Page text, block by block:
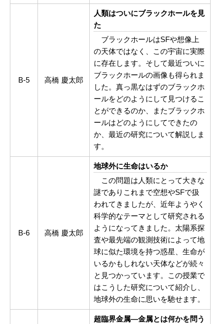
B-5 高橋 慶太郎
人類はついにブラックホールを見
た
ブラックホールはSFや想像上
の天体ではなく、この宇宙に実際
に存在します。そして最近ついに
ブラックホールの画像も得られま
した。真っ黒なはずのブラックホ
ールをどのようにして見つけるこ
とができるのか、またブラックホ
ールはどのようにしてできたの
か、最近の研究について解説しま
す。
B-6 高橋 慶太郎
地球外に生命はいるか
この問題は人類にとって大きな
謎でありこれまで空想やSFで扱
われてきましたが、近年ようやく
科学的なテーマとして研究される
ようになってきました。太陽系探
査や最先端の観測技術によって地
球に似た環境を持つ惑星、生命が
いるかもしれない天体などが続々
と見つかっています。この授業で
はこうした研究について紹介し、
地球外の生命に思いを馳せます。
超臨界金属―金属とは何かを問う